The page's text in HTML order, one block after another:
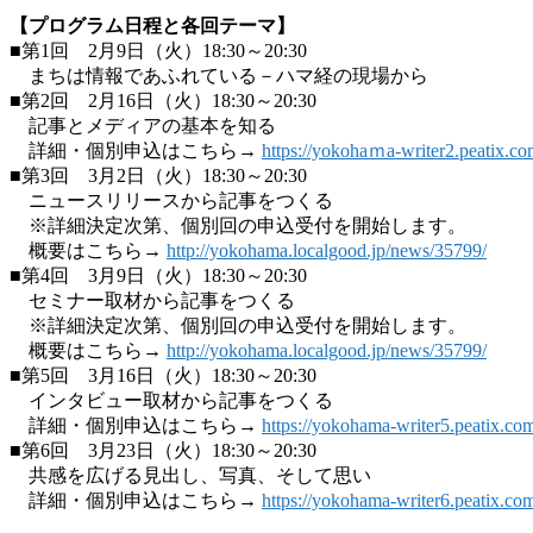
【プログラム日程と各回テーマ】
■第1回 2月9日（火）18:30～20:30
まちは情報であふれている－ハマ経の現場から
■第2回 2月16日（火）18:30～20:30
記事とメディアの基本を知る
詳細・個別申込はこちら→ https://yokohaｍa-
■第3回 3月2日（火）18:30～20:30
ニュースリリースから記事をつくる
※詳細決定次第、個別回の申込受付を開始します。
概要はこちら→ http://yokohama.localgood.jp/news/35799/
■第4回 3月9日（火）18:30～20:30
セミナー取材から記事をつくる
※詳細決定次第、個別回の申込受付を開始します。
概要はこちら→ http://yokohama.localgood.jp/news/35799/
■第5回 3月16日（火）18:30～20:30
インタビュー取材から記事をつくる
詳細・個別申込はこちら→ https://yokohama-
■第6回 3月23日（火）18:30～20:30
共感を広げる見出し、写真、そして思い
詳細・個別申込はこちら→ https://yokohama-